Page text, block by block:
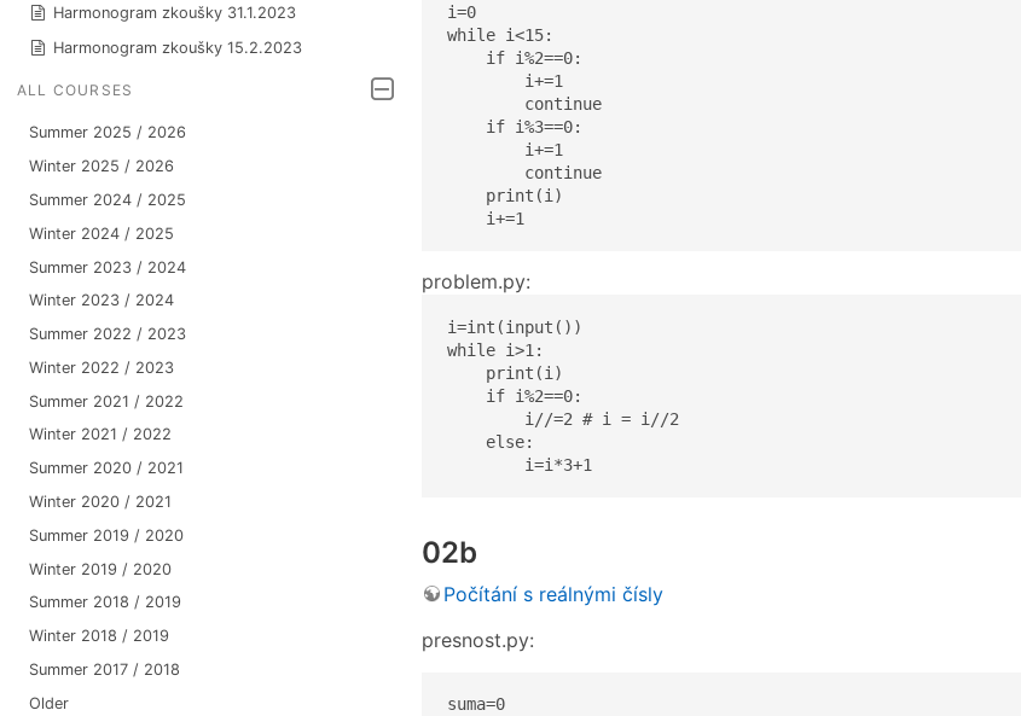
Harmonogram zkoušky 31.1.2023
Harmonogram zkoušky 15.2.2023
ALL COURSES
Summer 2025 / 2026
Winter 2025 / 2026
Summer 2024 / 2025
Winter 2024 / 2025
Summer 2023 / 2024
Winter 2023 / 2024
Summer 2022 / 2023
Winter 2022 / 2023
Summer 2021 / 2022
Winter 2021 / 2022
Summer 2020 / 2021
Winter 2020 / 2021
Summer 2019 / 2020
Winter 2019 / 2020
Summer 2018 / 2019
Winter 2018 / 2019
Summer 2017 / 2018
Older
i=0
while i<15:
    if i%2==0:
        i+=1
        continue
    if i%3==0:
        i+=1
        continue
    print(i)
    i+=1
problem.py:
i=int(input())
while i>1:
    print(i)
    if i%2==0:
        i//=2 # i = i//2
    else:
        i=i*3+1
02b
Počítání s reálnými čísly
presnost.py:
suma=0